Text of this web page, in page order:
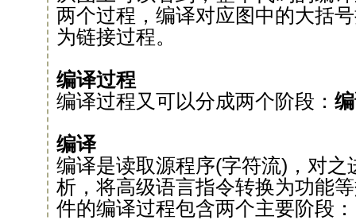
两个过程，编译对应图中的大括
为链接过程。
编译过程
编译过程又可以分成两个阶段：
编译
编译是读取源程序(字符流)，对之
析，将高级语言指令转换为功能
件的编译过程包含两个主要阶段：